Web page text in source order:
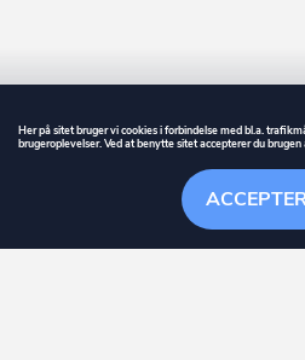
Søgehistorik
er et registreret varemærke
Stationsparken 26. 2.,
Her på sitet bruger vi cookies i forbindelse med bl.a.
brugeroplevelser. Ved at benytte sitet accepterer du